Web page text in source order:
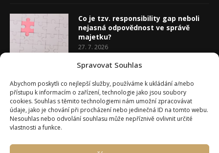
Spravovat Souhlas
Abychom poskytli co nejlepší služby, používáme k ukládání a/nebo
přístupu k informacím o zařízení, technologie jako jsou soubory
cookies. Souhlas s těmito technologiemi nám umožní zpracovávat
údaje, jako je chování při procházení nebo jedinečná ID na tomto webu.
Nesouhlas nebo odvolání souhlasu může nepříznivě ovlivnit určité
vlastnosti a funkce.
Co je tzv. responsibility gap neboli
nejasná odpovědnost ve správě
majetku?
27. 7. 2026
20. 7. 2026